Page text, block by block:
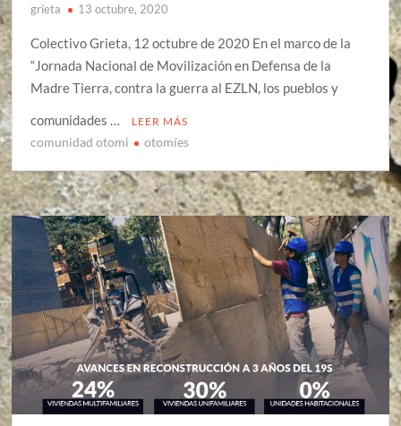
grieta 13 octubre, 2020
Colectivo Grieta, 12 octubre de 2020 En el marco de la
“Jornada Nacional de Movilización en Defensa de la
Madre Tierra, contra la guerra al EZLN, los pueblos y
comunidades …
LEER MÁS
comunidad otomi otomíes